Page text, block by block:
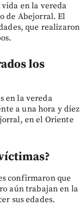
en la vereda
de Abejorral. El
que realizaron
los
en la vereda
a una hora y diez
en el Oriente
confirmaron que
aún trabajan en la
sus edades.